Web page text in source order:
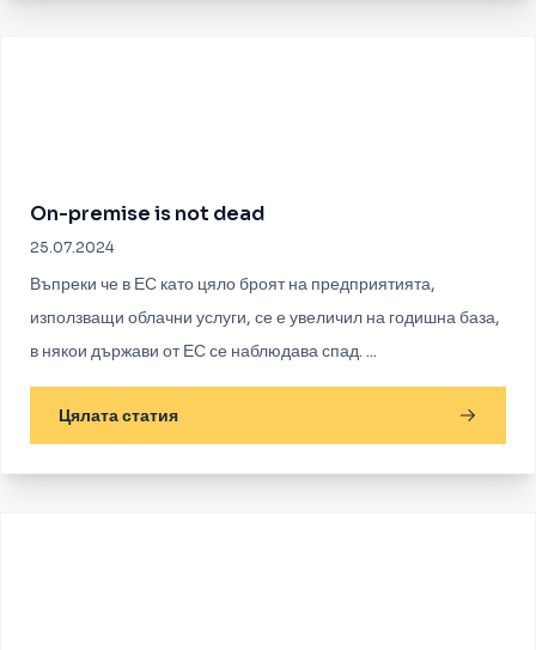
On-premise is not dead
25.07.2024
Въпреки че в ЕС като цяло броят на предприятията,
използващи облачни услуги, се е увеличил на годишна база,
в някои държави от ЕС се наблюдава спад. ...
Цялата статия